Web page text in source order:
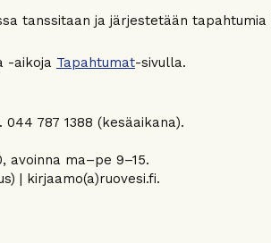
tanssitaan ja järjestetään
-aikoja Tapahtumat-sivulla.
787 1388 (kesäaikana).
avoinna ma–pe 9–15.
| kirjaamo(a)ruovesi.fi.